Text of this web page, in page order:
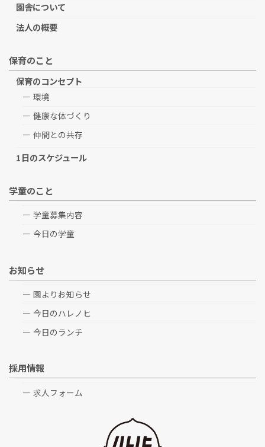
園舎について
法人の概要
保育のこと
保育のコンセプト
環境
健康な体づくり
仲間との共存
1日のスケジュール
学童のこと
学童募集内容
今日の学童
お知らせ
園よりお知らせ
今日のハレノヒ
今日のランチ
採用情報
求人フォーム